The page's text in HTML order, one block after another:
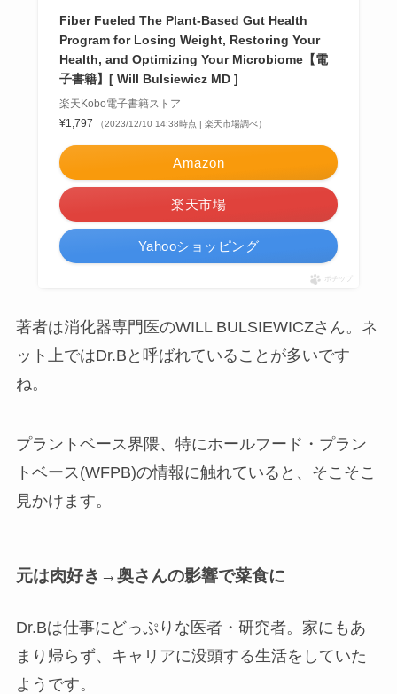
Fiber Fueled The Plant-Based Gut Health
Program for Losing Weight, Restoring Your
Health, and Optimizing Your Microbiome【電
子書籍】[ Will Bulsiewicz MD ]
楽天Kobo電子書籍ストア
¥1,797
（2023/12/10 14:38時点 | 楽天市場調べ）
Amazon
楽天市場
Yahooショッピング
ポチップ
著者は消化器専門医のWILL BULSIEWICZさん。ネ
ット上ではDr.Bと呼ばれていることが多いです
ね。
プラントベース界隈、特にホールフード・プラン
トベース(WFPB)の情報に触れていると、そこそこ
見かけます。
元は肉好き→奥さんの影響で菜食に
Dr.Bは仕事にどっぷりな医者・研究者。家にもあ
まり帰らず、キャリアに没頭する生活をしていた
ようです。